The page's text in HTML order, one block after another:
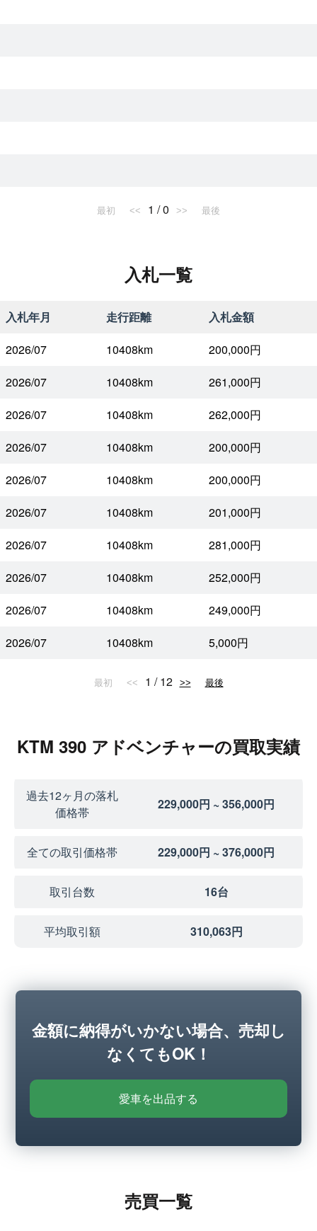
最初 << 1 / 0 >> 最後
入札一覧
入札年月 走行距離
入札金額
2026/07
10408km
200,000円
2026/07
10408km
261,000円
2026/07
10408km
262,000円
2026/07
10408km
200,000円
2026/07
10408km
200,000円
2026/07
10408km
201,000円
2026/07
10408km
281,000円
2026/07
10408km
252,000円
2026/07
10408km
249,000円
2026/07
10408km 5,000円
最初 << 1 / 12 >> 最後
KTM 390 アドベンチャーの買取実績
過去12ヶ月の落札
価格帯
229,000円 ~ 356,000円
全ての取引価格帯 229,000円 ~ 376,000円
取引台数 16台
平均取引額 310,063円
金額に納得がいかない場合、売却し
なくてもOK！
愛車を出品する
売買一覧